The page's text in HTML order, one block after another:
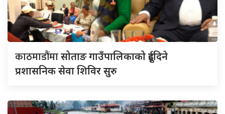
काठमाडौंमासोताङ गाउँपालिकाको दुईदिने
प्रशासनिक सेवा शिविर सुरु